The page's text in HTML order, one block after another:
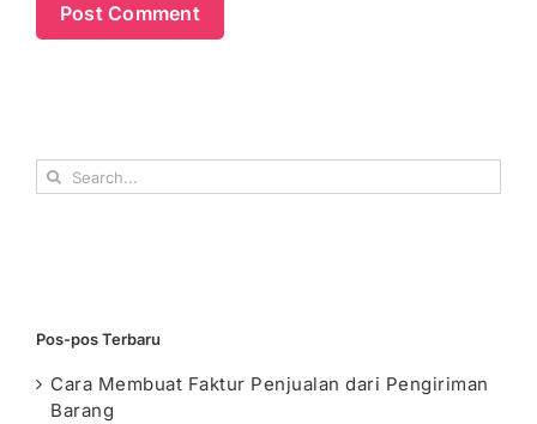
Search
for:
Pos-pos Terbaru
Cara Membuat Faktur Penjualan dari Pengiriman
Barang